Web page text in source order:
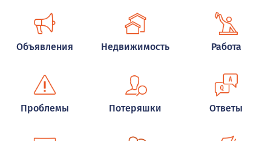
Объявления Недвижимость Работа
Проблемы Потеряшки Ответы